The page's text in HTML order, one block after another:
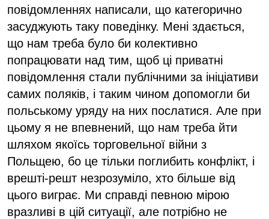
повідомленнях написали, що категорично
засуджують таку поведінку. Мені здається,
що нам треба було би колективно
попрацювати над тим, щоб ці приватні
повідомлення стали публічними за ініціативи
самих поляків, і таким чином допомогли би
польському уряду на них послатися. Але при
цьому я не впевнений, що нам треба йти
шляхом якоїсь торговельної війни з
Польщею, бо це тільки поглибить конфлікт, і
врешті-решт незрозуміло, хто більше від
цього виграє. Ми справді певною мірою
вразливі в цій ситуації, але потрібно не